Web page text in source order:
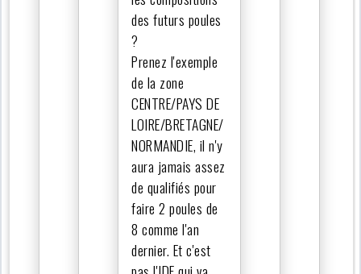
des futurs poules
?
Prenez l'exemple
de la zone
CENTRE/PAYS DE
LOIRE/BRETAGNE/
NORMANDIE, il n'y
aura jamais assez
de qualifiés pour
faire 2 poules de
8 comme l'an
dernier. Et c'est